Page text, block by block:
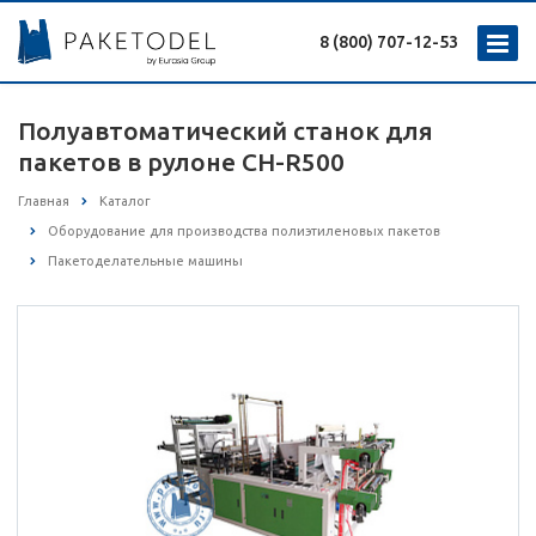
8 (800) 707-12-53
Полуавтоматический станок для
пакетов в рулоне CH-R500
Главная Каталог
Оборудование для производства полиэтиленовых пакетов
Пакетоделательные машины